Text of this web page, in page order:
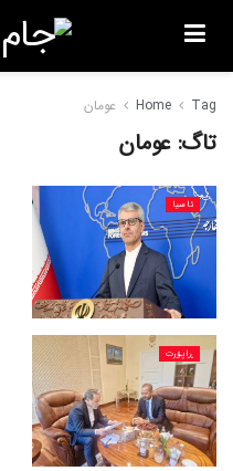
Home Tag عومان
تاگ: عومان
ئاسیا
ڕاپۆرت